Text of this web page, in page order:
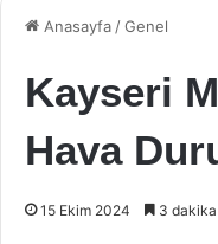
Anasayfa /Genel
Kayseri
Hava
15 Ekim 2024 3